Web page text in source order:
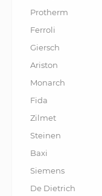
Protherm
Ferroli
Giersch
Ariston
Monarch
Fida
Zilmet
Steinen
Baxi
Siemens
De Dietrich